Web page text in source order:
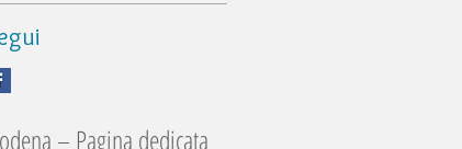
– Pagina dedicata